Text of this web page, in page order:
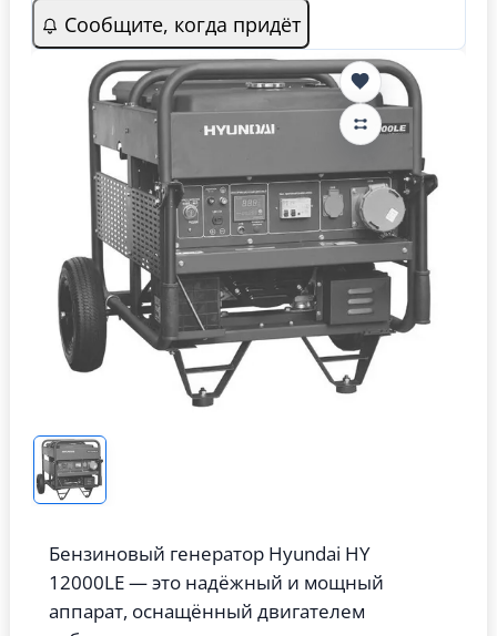
Сообщите, когда придёт
Бензиновый генератор Hyundai HY
12000LE — это надёжный и мощный
аппарат, оснащённый двигателем